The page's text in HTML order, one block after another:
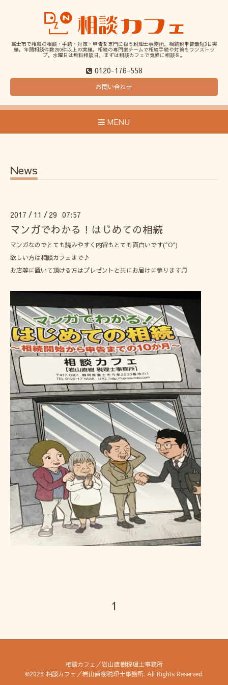
富士市で相続の相談・手続・対策・申告を専門に扱う税理士事務所。相続税申告最短3日実
績。年間相談件数200件以上の実績。相続の専門家チームで相続手続や対策もワンストッ
プ。水曜日は無料相談日。まずは相談カフェで気軽に相談を。
0120-176-558
お問い合わせ
MENU
News
2017 / 11 / 29 07:57
マンガでわかる！はじめての相続
マンガなのでとても読みやすく内容もとても面白いです(^O^)
欲しい方は相談カフェまで♪
お店等に置いて頂ける方はプレゼントと共にお届けに参ります♬
1
相談カフェ／岩山直樹税理士事務所
©2026 相談カフェ／岩山直樹税理士事務所. All Rights Reserved.